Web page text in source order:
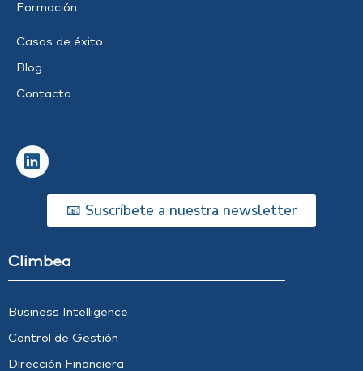
Formación
Casos de éxito
Blog
Contacto
📧 Suscríbete a nuestra newsletter
Climbea
Business Intelligence
Control de Gestión
Dirección Financiera